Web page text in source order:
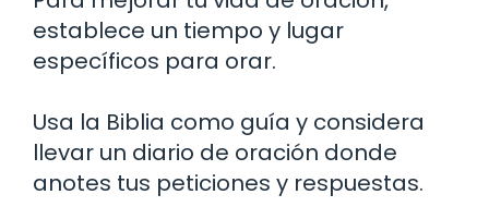
establece un tiempo y lugar
específicos para orar.
Usa la Biblia como guía y considera
llevar un diario de oración donde
anotes tus peticiones y respuestas.